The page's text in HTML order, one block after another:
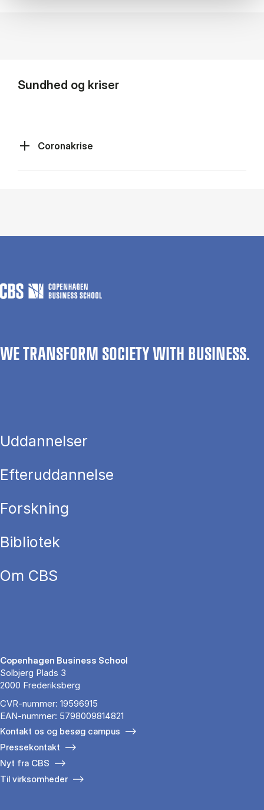
Sundhed og kriser
Coronakrise
WE TRANSFORM SOCIETY WITH BUSINESS.
Uddannelser
Efteruddannelse
Forskning
Bibliotek
Om CBS
Copenhagen Business School
Solbjerg Plads 3
2000 Frederiksberg
CVR-nummer: 19596915
EAN-nummer: 5798009814821
Kontakt os og besøg campus
Pressekontakt
Nyt fra CBS
Til virksomheder